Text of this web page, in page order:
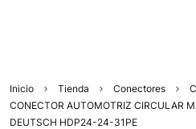
Inicio Tienda Conectores
CONECTOR AUTOMOTRIZ CIRCULAR
DEUTSCH HDP24-24-31PE